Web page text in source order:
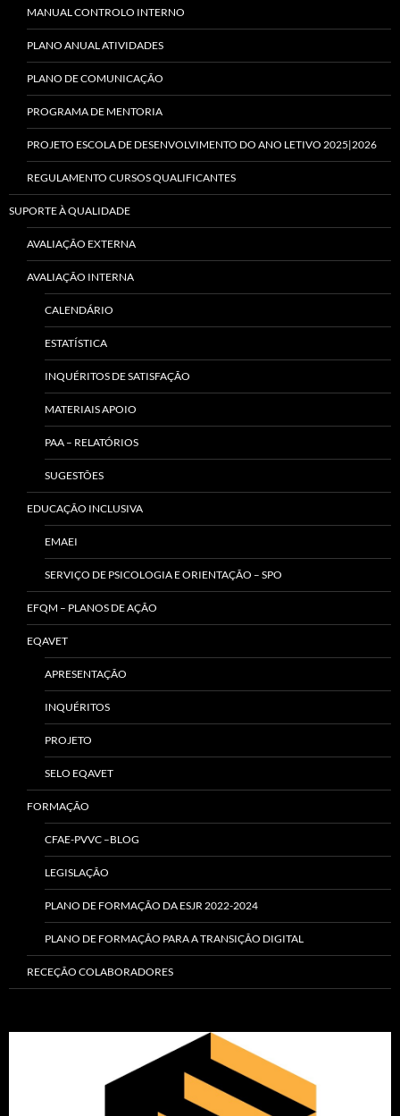
MANUAL CONTROLO INTERNO
PLANO ANUAL ATIVIDADES
PLANO DE COMUNICAÇÃO
PROGRAMA DE MENTORIA
PROJETO ESCOLA DE DESENVOLVIMENTO DO ANO LETIVO 2025|2026
REGULAMENTO CURSOS QUALIFICANTES
SUPORTE À QUALIDADE
AVALIAÇÃO EXTERNA
AVALIAÇÃO INTERNA
CALENDÁRIO
ESTATÍSTICA
INQUÉRITOS DE SATISFAÇÃO
MATERIAIS APOIO
PAA – RELATÓRIOS
SUGESTÕES
EDUCAÇÃO INCLUSIVA
EMAEI
SERVIÇO DE PSICOLOGIA E ORIENTAÇÃO – SPO
EFQM – PLANOS DE AÇÃO
EQAVET
APRESENTAÇÃO
INQUÉRITOS
PROJETO
SELO EQAVET
FORMAÇÃO
CFAE-PVVC –BLOG
LEGISLAÇÃO
PLANO DE FORMAÇÃO DA ESJR 2022-2024
PLANO DE FORMAÇÃO PARA A TRANSIÇÃO DIGITAL
RECEÇÃO COLABORADORES